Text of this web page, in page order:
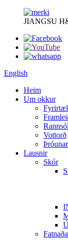
JIANGSU
English
Heim
Um okkur
Vottorð
Lausnir
Skór